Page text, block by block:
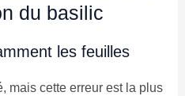
du basilic
les feuilles
mais cette erreur est la plus